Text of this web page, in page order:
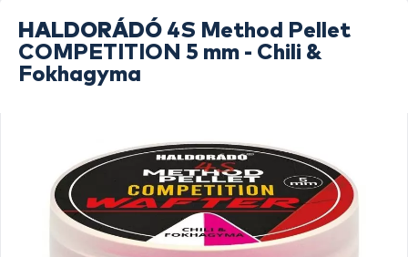
HALDORÁDÓ 4S Method Pellet
COMPETITION 5 mm - Chili &
Fokhagyma